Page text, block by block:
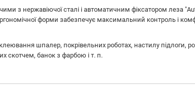
з нержавіючої сталі і автоматичним фіксатором леза
форми забезпечує максимальний контроль і
шпалер, покрівельних роботах, настилу підлоги,
скотчем, банок з фарбою і т. п.